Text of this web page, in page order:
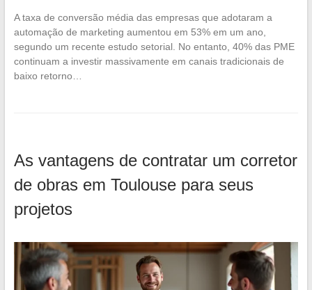
A taxa de conversão média das empresas que adotaram a
automação de marketing aumentou em 53% em um ano,
segundo um recente estudo setorial. No entanto, 40% das PME
continuam a investir massivamente em canais tradicionais de
baixo retorno…
As vantagens de contratar um corretor
de obras em Toulouse para seus
projetos